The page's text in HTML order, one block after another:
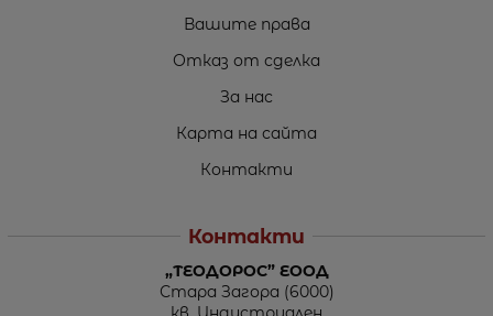
Вашите права
Отказ от сделка
За нас
Карта на сайта
Контакти
Контакти
„ТЕОДОРОС” ЕООД
Стара Загора (6000)